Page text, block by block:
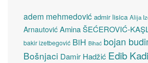
adem mehmedović admir lisica Alija
Arnautović Amina ŠEĆEROVIĆ-
bakir izetbegović BiH Bihać bojan
Bošnjaci Damir Hadžić Edib